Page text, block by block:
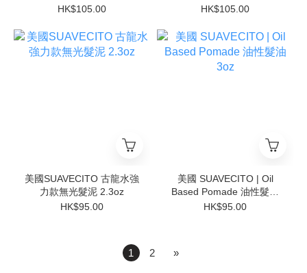
油 4oz
HK$105.00
HK$105.00
美國SUAVECITO 古龍水強
力款無光髮泥 2.3oz
HK$95.00
美國 SUAVECITO | Oil
Based Pomade 油性髮油
3oz
HK$95.00
1 2 »